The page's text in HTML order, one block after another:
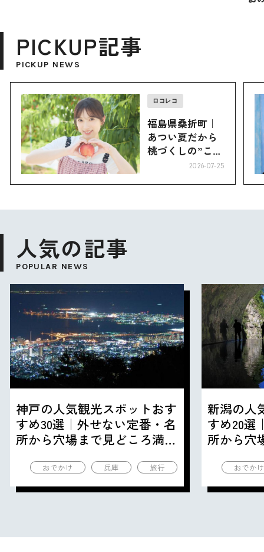
PICKUP記事
PICKUP NEWS
ロコレコ
福島県桑折町｜
あつい夏だから
桃づくしの”こお
2026-07-25
人気の記事
POPULAR NEWS
神戸の人気観光スポットおす
すめ30選｜外せない定番・名
所から穴場まで見どころ満載
おでかけ 兵庫 旅行
新潟の人
すめ20選
所から穴
おでか